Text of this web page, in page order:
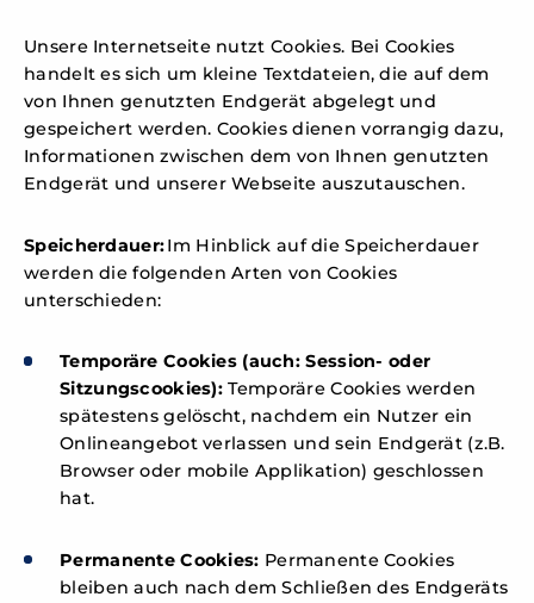
Unsere Internetseite nutzt Cookies. Bei Cookies
handelt es sich um kleine Textdateien, die auf dem
von Ihnen genutzten Endgerät abgelegt und
gespeichert werden. Cookies dienen vorrangig dazu,
Informationen zwischen dem von Ihnen genutzten
Endgerät und unserer Webseite auszutauschen.
Speicherdauer:Im Hinblick auf die Speicherdauer
werden die folgenden Arten von Cookies
unterschieden:
Temporäre Cookies (auch: Session- oder
Sitzungscookies): Temporäre Cookies werden
spätestens gelöscht, nachdem ein Nutzer ein
Onlineangebot verlassen und sein Endgerät (z.B.
Browser oder mobile Applikation) geschlossen
hat.
Permanente Cookies: Permanente Cookies
bleiben auch nach dem Schließen des Endgeräts